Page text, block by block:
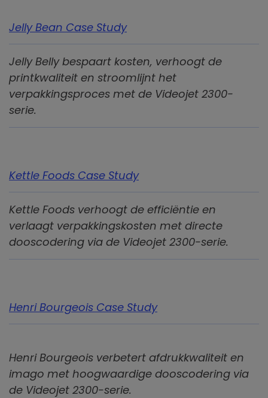
Jelly Bean Case Study
Jelly Belly bespaart kosten, verhoogt de
printkwaliteit en stroomlijnt het
verpakkingsproces met de Videojet 2300-
serie.
Kettle Foods Case Study
Kettle Foods verhoogt de efficiëntie en
verlaagt verpakkingskosten met directe
dooscodering via de Videojet 2300-serie.
Henri Bourgeois Case Study
Henri Bourgeois verbetert afdrukkwaliteit en
imago met hoogwaardige dooscodering via
de Videojet 2300-serie.